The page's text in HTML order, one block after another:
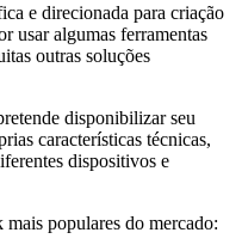
e direcionada para criação
usar algumas ferramentas
outras soluções
disponibilizar seu
características técnicas,
dispositivos e
populares do mercado: